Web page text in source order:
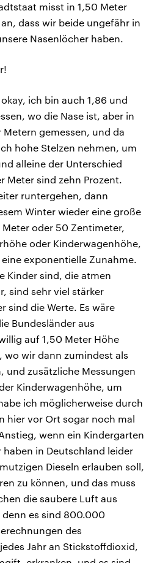
misst in 1,50 Meter
dass wir beide ungefähr in
Nasenlöcher haben.
ich bin auch 1,86 und
wo die Nase ist, aber in
gemessen, und da
hohe Stelzen nehmen, um
alleine der Unterschied
Meter sind zehn Prozent.
runtergehen, dann
Winter wieder eine große
oder 50 Zentimeter,
oder Kinderwagenhöhe,
exponentielle Zunahme.
Kinder sind, die atmen
sind sehr viel stärker
sind die Werte. Es wäre
Bundesländer aus
auf 1,50 Meter Höhe
wo wir dann zumindest als
und zusätzliche Messungen
Kinderwagenhöhe, um
ich möglicherweise durch
hier vor Ort sogar noch mal
wenn ein Kindergarten
in Deutschland leider
Dieseln erlauben soll,
zu können, und das muss
die saubere Luft aus
es sind 800.000
des
Jahr an Stickstoffdioxid,